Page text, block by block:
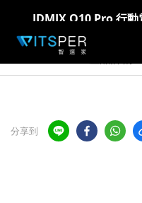
爸氣科技禮物節!精
爸氣科技禮物節!精
分享到